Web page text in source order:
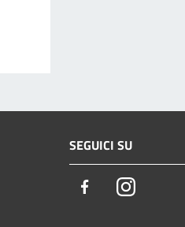
SEGUICI SU
FacebookInstagram